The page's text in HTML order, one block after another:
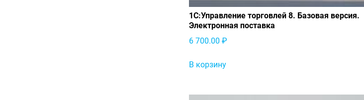
1С:Управление торговлей 8. Базовая версия.
Электронная поставка
6 700.00 ₽
В корзину